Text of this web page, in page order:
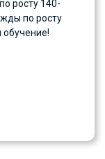
росту 140-
по росту